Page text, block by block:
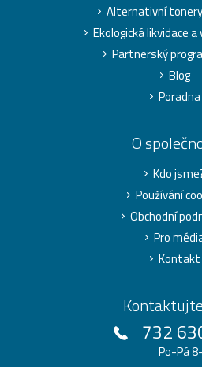
Alternativní tonery
Ekologická likvidace
Partnerský
Blog
Poradna
O
Kdo
Používání
Obchodní
Pro
Kontakt
732
Po-Pá